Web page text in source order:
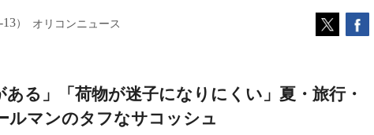
13） オリコンニュース
ある」「荷物が迷子になりにくい」夏・旅行・
ルマンのタフなサコッシュ